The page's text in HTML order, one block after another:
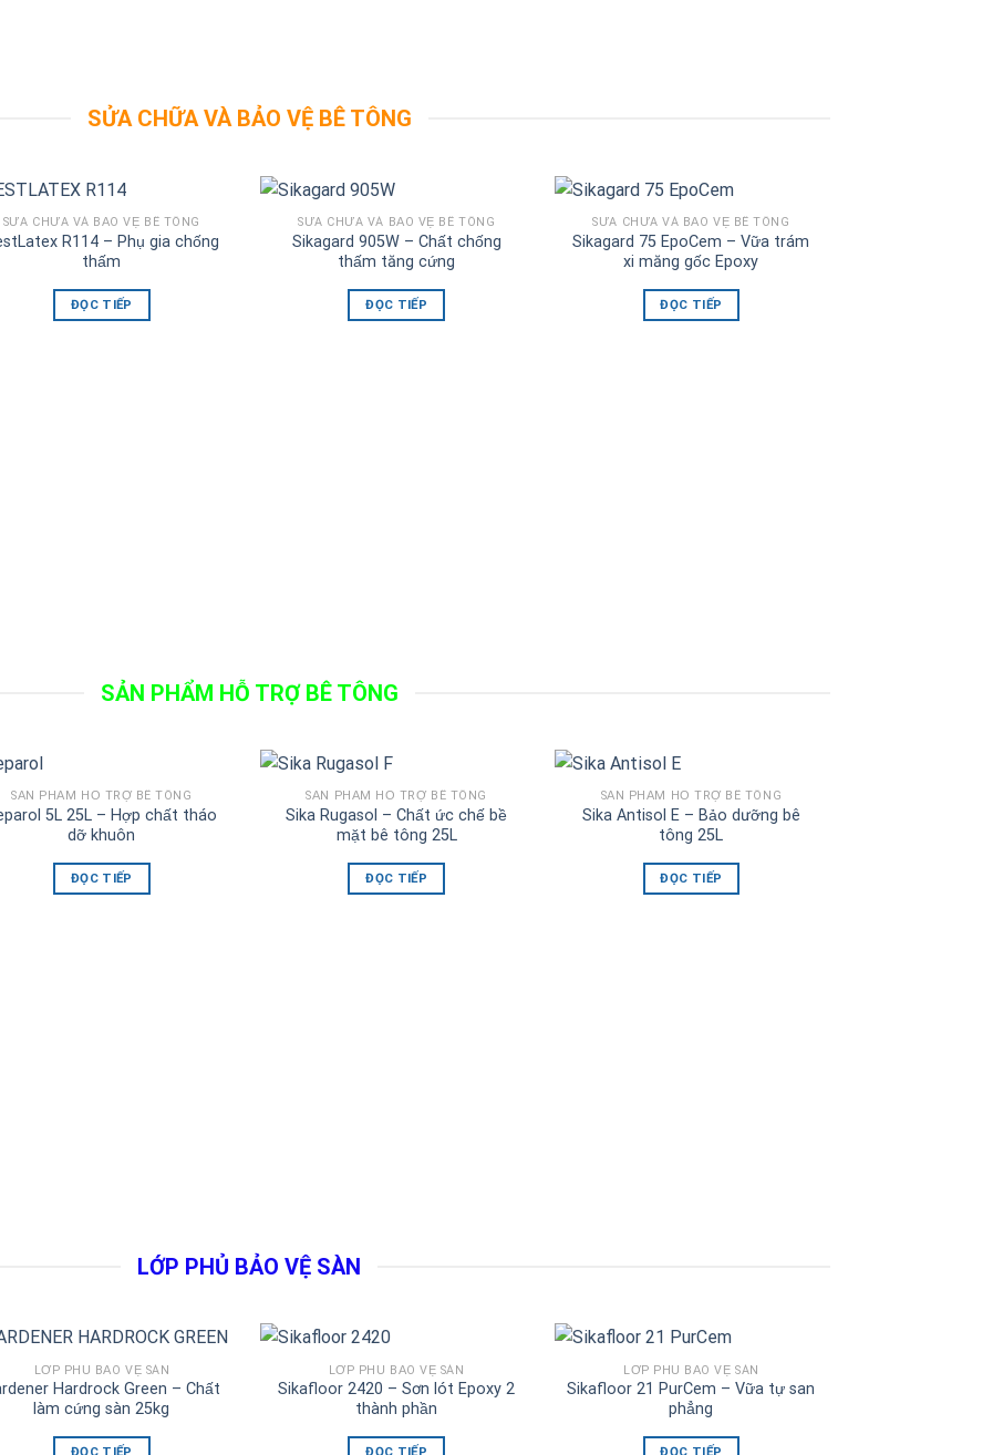
SỬA CHỮA VÀ BẢO VỆ BÊ TÔNG
SỬA CHỮA VÀ BẢO VỆ BÊ TÔNG
R114 – Phụ gia chống
thấm
ĐỌC TIẾP
SỬA CHỮA VÀ BẢO VỆ BÊ TÔNG
Sikagard 905W – Chất chống
thấm tăng cứng
ĐỌC TIẾP
SỬA CHỮA VÀ BẢO VỆ BÊ TÔNG
Sikagard 75 EpoCem – Vữa trám
xi măng gốc Epoxy
ĐỌC TIẾP
SẢN PHẨM HỖ TRỢ BÊ TÔNG
SẢN PHẨM HỖ TRỢ BÊ TÔNG
5L 25L – Hợp chất tháo
dỡ khuôn
ĐỌC TIẾP
SẢN PHẨM HỖ TRỢ BÊ TÔNG
Sika Rugasol – Chất ức chế bề
mặt bê tông 25L
ĐỌC TIẾP
SẢN PHẨM HỖ TRỢ BÊ TÔNG
Sika Antisol E – Bảo dưỡng bê
tông 25L
ĐỌC TIẾP
LỚP PHỦ BẢO VỆ SÀN
LỚP PHỦ BẢO VỆ SÀN
Hardrock Green – Chất
làm cứng sàn 25kg
LỚP PHỦ BẢO VỆ SÀN
Sikafloor 2420 – Sơn lót Epoxy 2
thành phần
LỚP PHỦ BẢO VỆ SÀN
Sikafloor 21 PurCem – Vữa tự san
phẳng